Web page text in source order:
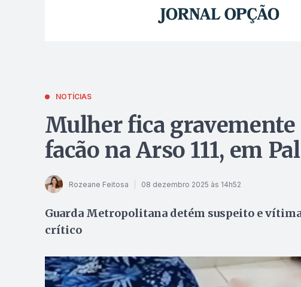
NOTÍCIAS
Mulher fica gravemente
facão na Arso 111, em
Rozeane Feitosa 08 dezembro 2025 às 14h52
Guarda Metropolitana detém suspeito e
crítico